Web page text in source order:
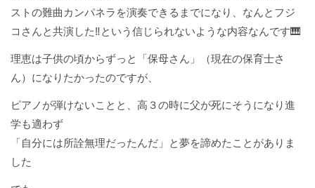
ストの難曲カンパネラを演奏できるまでになり、なんとフジ
コさんと共演した‼️という信じられないような内容なんです🎹
理恵は子供の頃からずっと「保母さん」（現在の保育士さ
ん）になりたかったのですが、
ピアノが弾けないことと、高３の時に父が死にそうになり進
学も適わず
「自分には所詮無理だったんだ」と夢を諦めたことがありま
した